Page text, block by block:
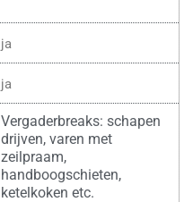
ja
ja
Vergaderbreaks: schapen
drijven, varen met
zeilpraam,
handboogschieten,
ketelkoken etc.